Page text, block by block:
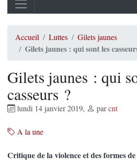
Accueil Luttes Gilets jaunes
Gilets jaunes : qui sont les
Gilets jaunes : qui
casseurs ?
lundi 14 janvier 2019, parcnt
A la une
Critique de la violence et des formes